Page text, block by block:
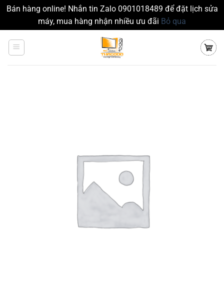
Bán hàng online! Nhắn tin Zalo 0901018489 để đặt lịch sửa
máy, mua hàng nhận nhiều ưu đãi Bỏ qua
đến